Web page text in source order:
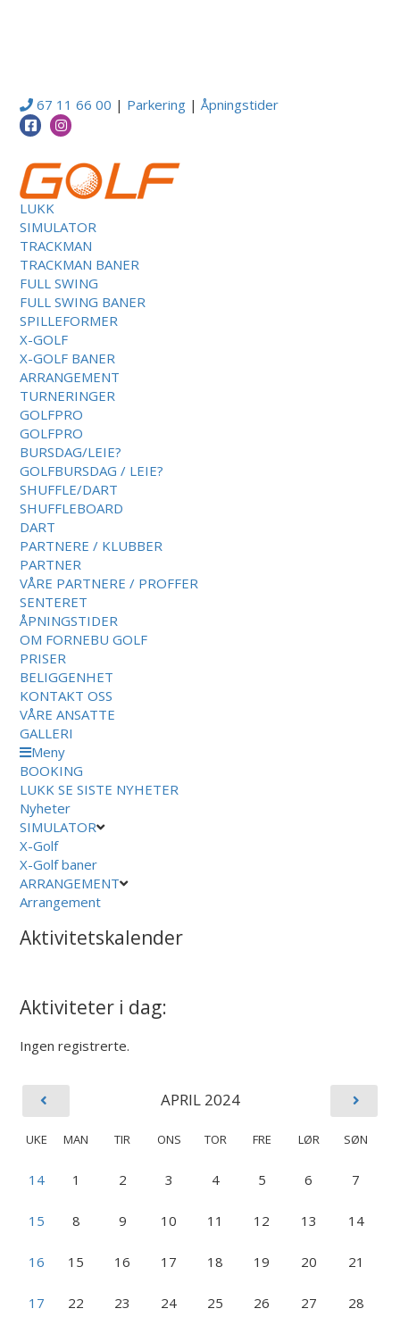
67 11 66 00 | Parkering |Åpningstider
LUKK
SIMULATOR
TRACKMAN
TRACKMAN BANER
FULL SWING
FULL SWING BANER
SPILLEFORMER
X-GOLF
X-GOLF BANER
ARRANGEMENT
TURNERINGER
GOLFPRO
GOLFPRO
BURSDAG/LEIE?
GOLFBURSDAG / LEIE?
SHUFFLE/DART
SHUFFLEBOARD
DART
PARTNERE / KLUBBER
PARTNER
VÅRE PARTNERE / PROFFER
SENTERET
ÅPNINGSTIDER
OM FORNEBU GOLF
PRISER
BELIGGENHET
KONTAKT OSS
VÅRE ANSATTE
GALLERI
Meny
BOOKING
LUKK SE SISTE NYHETER
Nyheter
SIMULATOR
X-Golf
X-Golf baner
ARRANGEMENT
Arrangement
Aktivitetskalender
Aktiviteter i dag:
Ingen registrerte.
APRIL 2024
UKE MAN TIR ONS TOR FRE LØR SØN
14 1 2 3 4 5 6 7
15 8 9 10 11 12 13 14
16 15 16 17 18 19 20 21
17 22 23 24 25 26 27 28